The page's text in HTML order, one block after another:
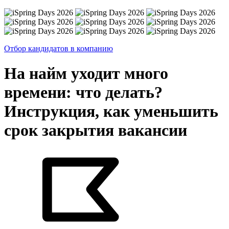
Отбор кандидатов в компанию
На найм уходит много
времени: что делать?
Инструкция, как уменьшить
срок закрытия вакансии